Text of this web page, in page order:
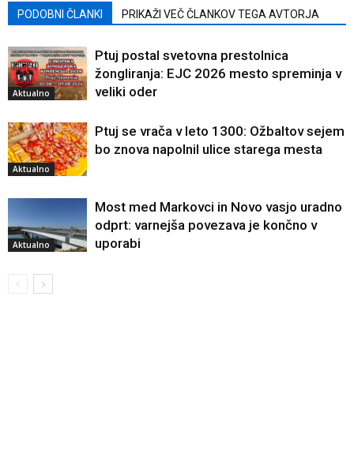
PODOBNI ČLANKI PRIKAŽI VEČ ČLANKOV TEGA AVTORJA
Aktualno
Ptuj postal svetovna prestolnica
žongliranja: EJC 2026 mesto spreminja v
veliki oder
Aktualno
Ptuj se vrača v leto 1300: Ožbaltov sejem
bo znova napolnil ulice starega mesta
Aktualno
Most med Markovci in Novo vasjo uradno
odprt: varnejša povezava je končno v
uporabi